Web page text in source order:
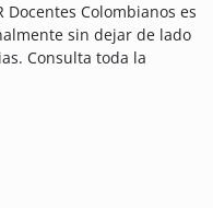
Docentes Colombianos es
sin dejar de lado
Consulta toda la